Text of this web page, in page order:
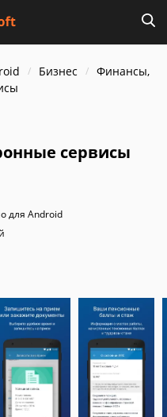
Бизнес
Финансы,
сервисы
для Android